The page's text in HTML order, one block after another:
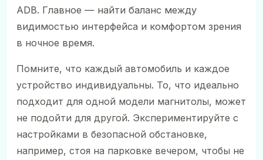
ADB. Главное — найти баланс между
видимостью интерфейса и комфортом зрения
в ночное время.
Помните, что каждый автомобиль и каждое
устройство индивидуальны. То, что идеально
подходит для одной модели магнитолы, может
не подойти для другой. Экспериментируйте с
настройками в безопасной обстановке,
например, стоя на парковке вечером, чтобы не